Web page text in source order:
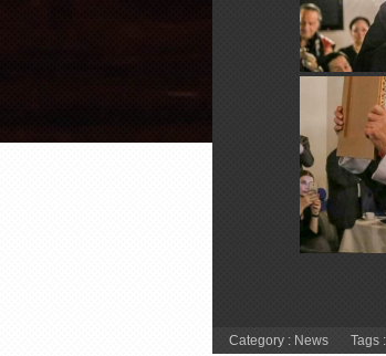
Category : News Tags :